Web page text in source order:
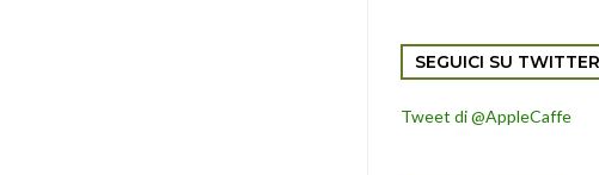
SEGUICI SU
Tweet di @AppleCaffe